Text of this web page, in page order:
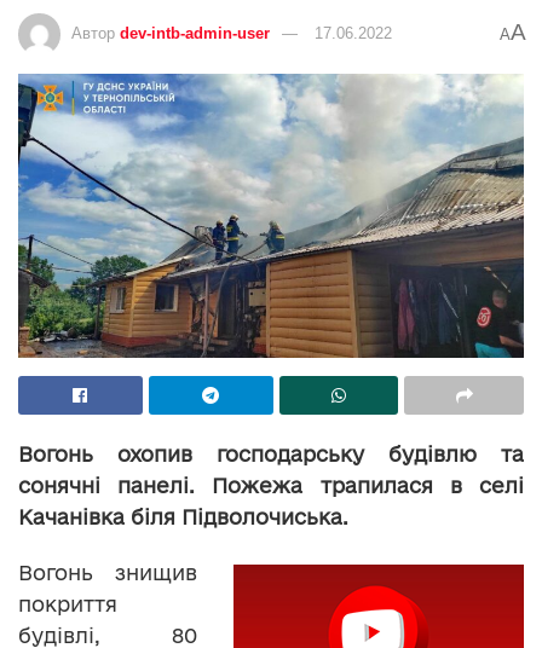
Автор dev-intb-admin-user 17.06.2022 AA
Вогонь охопив господарську будівлю та
сонячні панелі. Пожежа трапилася в селі
Качанівка біля Підволочиська.
Вогонь знищив
покриття
будівлі, 80